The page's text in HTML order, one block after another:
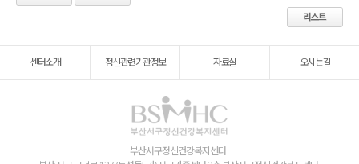
센터소개 정신관련기관정보 자료실 오시는길
부산서구정신건강복지센터